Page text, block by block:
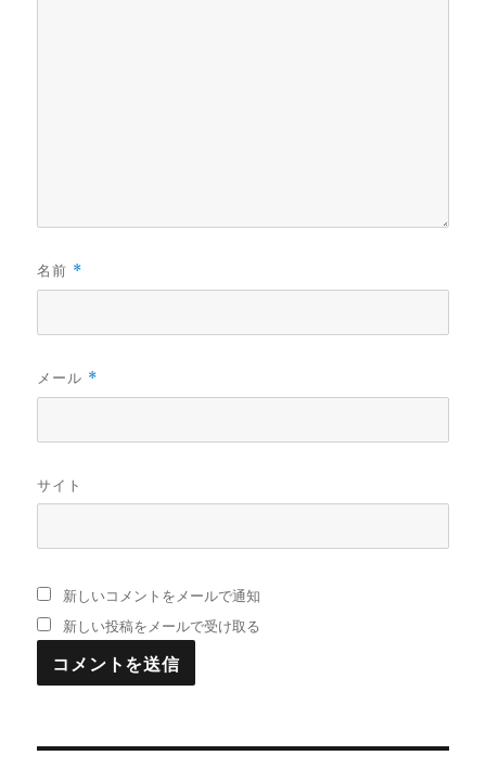
名前 *
メール *
サイト
新しいコメントをメールで通知
新しい投稿をメールで受け取る